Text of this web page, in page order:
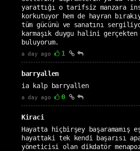
yarattığı o tarifsiz manzara
korkutuyor hem de hayran
tüm gücünü ve sanatını
karmaşık duygu halini
buluyorum.
a day ago 1
barryallen
ia kalp barryallen
a day ago 0
Kiraci
Hayatta hiçbirşey başaramamış
hayattaki tek kendi başarısı
yöneticisi olan dikdatör